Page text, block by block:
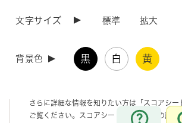
文字サイズ 標準 拡大
背景色 黒 白 黄
お問合せ
建築主・設計者欄は希望により公表しています。
さらに詳細な情報を知りたい方は「スコアシー
ご覧ください。スコアシートは環境配慮の詳細